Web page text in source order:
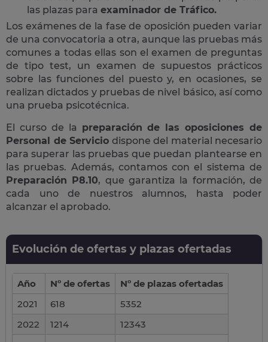
las plazas para examinador de Tráfico.
Los exámenes de la fase de oposición pueden variar
de una convocatoria a otra, aunque las pruebas más
comunes a todas ellas son el examen de preguntas
de tipo test, un examen de supuestos prácticos
sobre las funciones del puesto y, en ocasiones, se
realizan dictados y pruebas de nivel básico, así como
una prueba psicotécnica.
El curso de la preparación de las oposiciones de
Personal de Servicio dispone del material necesario
para superar las pruebas que puedan plantearse en
las pruebas. Además, contamos con el sistema de
Preparación P8.10, que garantiza la formación, de
cada uno de nuestros alumnos, hasta poder
alcanzar el aprobado.
Evolución de ofertas y plazas ofertadas
Año Nº de ofertas
Nº de plazas ofertadas
2021
618
5352
2022
1214
12343